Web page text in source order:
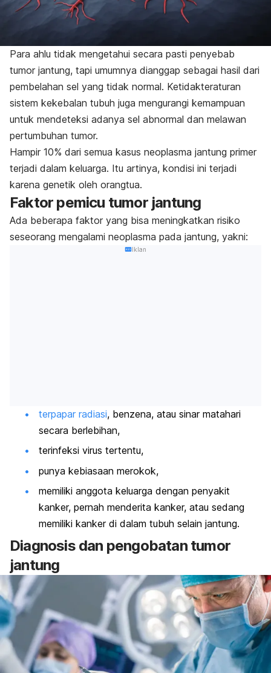
Para ahlu tidak mengetahui secara pasti penyebab
tumor jantung, tapi umumnya dianggap sebagai hasil dari
pembelahan sel yang tidak normal. Ketidakteraturan
sistem kekebalan tubuh juga mengurangi kemampuan
untuk mendeteksi adanya sel abnormal dan melawan
pertumbuhan tumor.
Hampir 10% dari semua kasus neoplasma jantung primer
terjadi dalam keluarga. Itu artinya, kondisi ini terjadi
karena genetik oleh orangtua.
Faktor pemicu tumor jantung
Ada beberapa faktor yang bisa meningkatkan risiko
seseorang mengalami neoplasma pada jantung, yakni:
Iklan
terpapar radiasi, benzena, atau sinar matahari
secara berlebihan,
terinfeksi virus tertentu,
punya kebiasaan merokok,
memiliki anggota keluarga dengan penyakit
kanker, pernah menderita kanker, atau sedang
memiliki kanker di dalam tubuh selain jantung.
Diagnosis dan pengobatan tumor
jantung